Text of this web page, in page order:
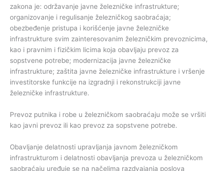
zakona je: održavanje javne železničke infrastrukture;
organizovanje i regulisanje železničkog saobraćaja;
obezbeđenje pristupa i korišćenje javne železničke
infrastrukture svim zainteresovanim železničkim prevoznicima,
kao i pravnim i fizičkim licima koja obavljaju prevoz za
sopstvene potrebe; modernizacija javne železničke
infrastrukture; zaštita javne železničke infrastrukture i vršenje
investitorske funkcije na izgradnji i rekonstrukciji javne
železničke infrastrukture.
Prevoz putnika i robe u železničkom saobraćaju može se vršiti
kao javni prevoz ili kao prevoz za sopstvene potrebe.
Obavljanje delatnosti upravljanja javnom železničkom
infrastrukturom i delatnosti obavljanja prevoza u železničkom
saobraćaju uređuje se na načelima razdvajanja poslova